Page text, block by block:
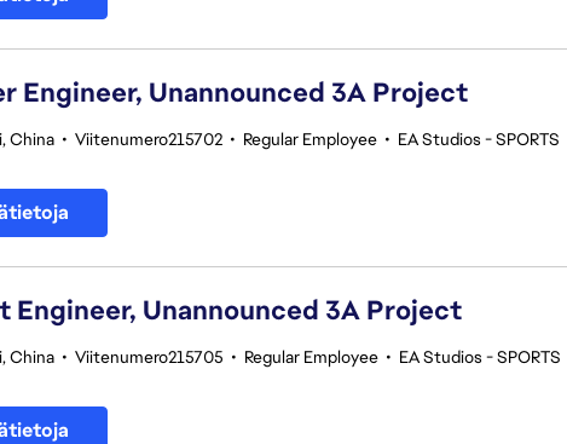
Engineer, Unannounced 3A Project
China • Viitenumero215702 • Regular Employee • EA Studios - SPORTS
Engineer, Unannounced 3A Project
China • Viitenumero215705 • Regular Employee • EA Studios - SPORTS